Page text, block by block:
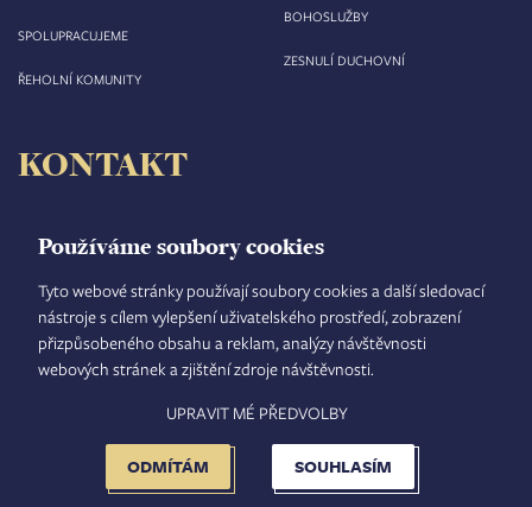
Používáme soubory cookies
Tyto webové stránky používají soubory cookies a další sledovací
nástroje s cílem vylepšení uživatelského prostředí, zobrazení
přizpůsobeného obsahu a reklam, analýzy návštěvnosti
webových stránek a zjištění zdroje návštěvnosti.
SOUHLASÍM
ODMÍTÁM
UPRAVIT MÉ PŘEDVOLBY
SPOLUPRACUJEME
ŘEHOLNÍ KOMUNITY
BOHOSLUŽBY
ZESNULÍ DUCHOVNÍ
KONTAKT
Velké náměstí 35/44
500 03 Hradec Králové
tel.: +420 495 063 611
IČO: 00 44 51 34
DIČ: CZ 00 44 51 34
Číslo účtu: 1006010044/5500
FOOTER
MENU
TISKOVÝ MLUVČÍ INTRANET MAPA STRÁNEK
NASTAVENÍ COOKIES